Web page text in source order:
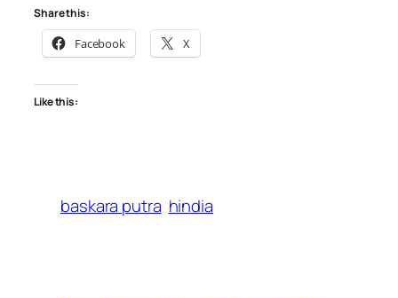
Share this:
Facebook X
Like this:
baskara putra hindia